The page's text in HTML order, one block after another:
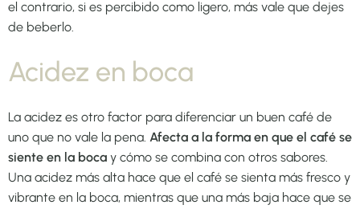
el contrario, si es percibido como ligero, más vale que dejes
de beberlo.
Acidez en boca
La acidez es otro factor para diferenciar un buen café de
uno que no vale la pena. Afecta a la forma en que el café se
siente en la boca y cómo se combina con otros sabores.
Una acidez más alta hace que el café se sienta más fresco y
vibrante en la boca, mientras que una más baja hace que se